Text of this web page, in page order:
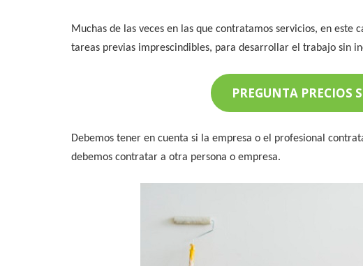
Muchas de las veces en las que contratamos servicios, en
tareas previas imprescindibles, para desarrollar el trabajo sin
PREGUNTA PRECIOS
Debemos tener en cuenta si la empresa o el profesional
debemos contratar a otra persona o empresa.